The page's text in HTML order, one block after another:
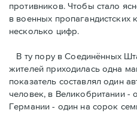
противников. Чтобы стало
в военных пропагандистских
несколько цифр.
В ту пору в Соединённых
жителей приходилась одна
показатель составлял один
человек, в Великобритании -
Германии - один на сорок